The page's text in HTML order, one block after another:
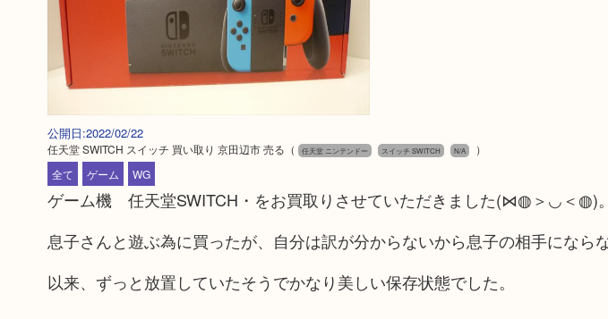
公開日:2022/02/22
任天堂 SWITCH スイッチ 買い取り 京田辺市 売る （ 任天堂 ニンテンドー スイッチ SWITCH N/A
）
全て
ゲーム WG
ゲーム機 任天堂SWITCH・をお買取りさせていただきました(⋈◍＞◡＜
息子さんと遊ぶ為に買ったが、自分は訳が分からないから息子の相手にならな
以来、ずっと放置していたそうでかなり美しい保存状態でした。